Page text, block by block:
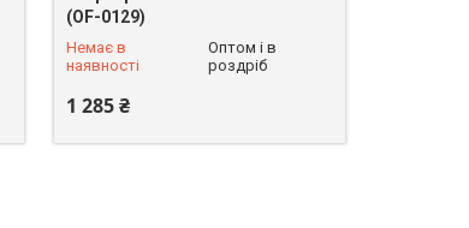
(OF-0129)
Немає в
наявності
Оптом і в
роздріб
1 285 ₴
+380 (93) 625-49-82